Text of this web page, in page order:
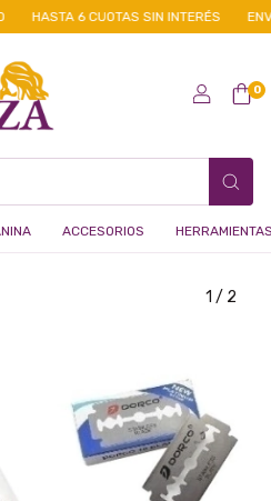
HASTA 6 CUOTAS SIN INTERÉS
0
ACCESORIOS
1 / 2